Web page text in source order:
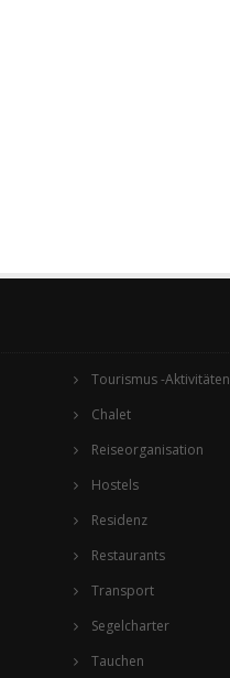
Tourismus -Aktivitäten
Chalet
Reiseorganisation
Hostels
Residenz
Restaurants
Transport
Segelcharter
Tauchen